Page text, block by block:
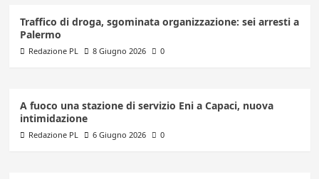
Traffico di droga, sgominata organizzazione: sei arresti a
Palermo
Redazione PL 8 Giugno 2026 0
A fuoco una stazione di servizio Eni a Capaci, nuova
intimidazione
Redazione PL 6 Giugno 2026 0